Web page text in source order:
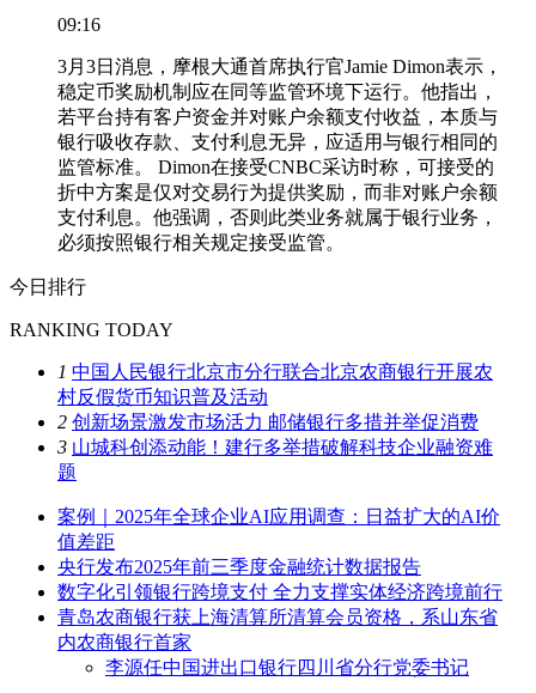
09:16
3月3日消息，摩根大通首席执行官Jamie Dimon表示，
稳定币奖励机制应在同等监管环境下运行。他指出，
若平台持有客户资金并对账户余额支付收益，本质与
银行吸收存款、支付利息无异，应适用与银行相同的
监管标准。 Dimon在接受CNBC采访时称，可接受的
折中方案是仅对交易行为提供奖励，而非对账户余额
支付利息。他强调，否则此类业务就属于银行业务，
必须按照银行相关规定接受监管。
今日排行
RANKING TODAY
1 中国人民银行北京市分行联合北京农商银行开展农
村反假货币知识普及活动
2 创新场景激发市场活力 邮储银行多措并举促消费
3 山城科创添动能！建行多举措破解科技企业融资难
题
案例｜2025年全球企业AI应用调查：日益扩大的AI价
值差距
央行发布2025年前三季度金融统计数据报告
数字化引领银行跨境支付 全力支撑实体经济跨境前行
青岛农商银行获上海清算所清算会员资格，系山东省
内农商银行首家
李源任中国进出口银行四川省分行党委书记